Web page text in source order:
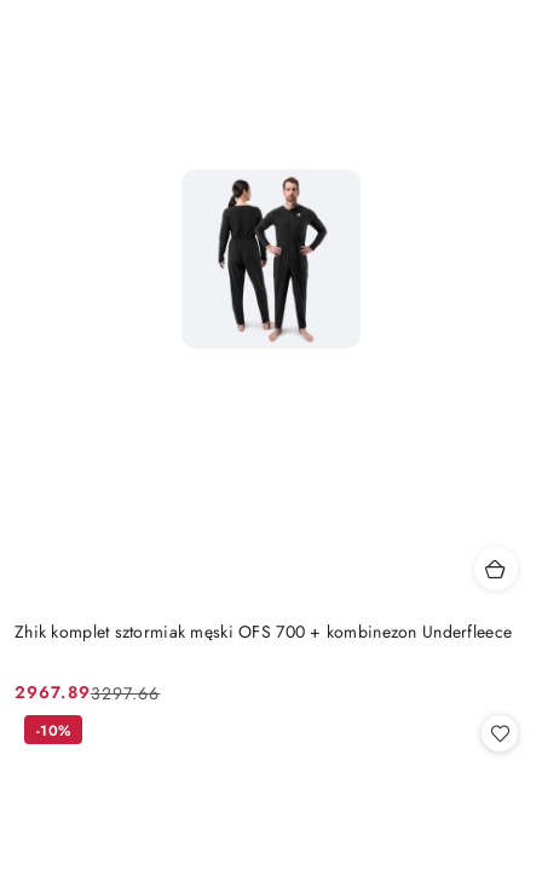
Zhik komplet sztormiak męski OFS 700 + kombinezon Underfleece
Cena
promocyjna:
2967.89
Cena
przed
3297.66
-10%